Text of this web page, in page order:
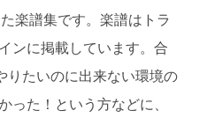
楽譜集です。楽譜はトラ
ンに掲載しています。合
りたいのに出来ない環境の
った！という方などに、